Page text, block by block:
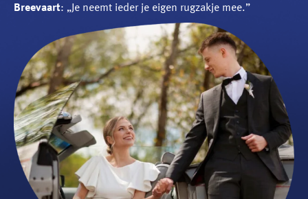
Breevaart: „Je neemt ieder je eigen rugzakje mee.”